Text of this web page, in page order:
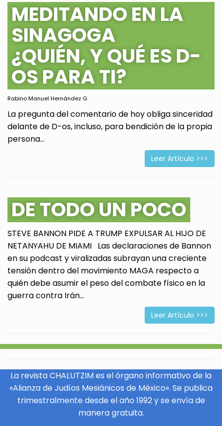
MEDITANDO EN LA
SINAGOGA
¿QUIÉN, Y QUÉ ES D-
OS PARA TI?
Rabino Manuel Hernández G.
La pregunta del comentario de hoy obliga sinceridad
delante de D-os, incluso, para bendición de la propia
persona...
Leer Artículo >>>
DE TODO UN POCO
STEVE BANNON PIDE A TRUMP EXPULSAR AL HIJO DE
NETANYAHU DE MIAMI Las declaraciones de Bannon
en su podcast y viralizadas subrayan una creciente
tensión dentro del movimiento MAGA respecto a
quién debe asumir el peso del combate físico en la
guerra contra Irán...
Leer Artículo >>>
La revista CHALUTZIM es el órgano informativo de la
«Alianza de Judíos Mesiánicos de México». Se publica
trimestralmente desde el año 1992 y se envía de
manera gratuita.